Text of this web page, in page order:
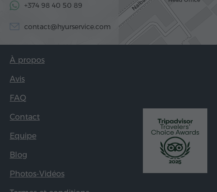
+374 98 40 50 89
contact@hyurservice.com
À propos
Avis
FAQ
Contact
Equipe
Blog
Photos-Vidéos